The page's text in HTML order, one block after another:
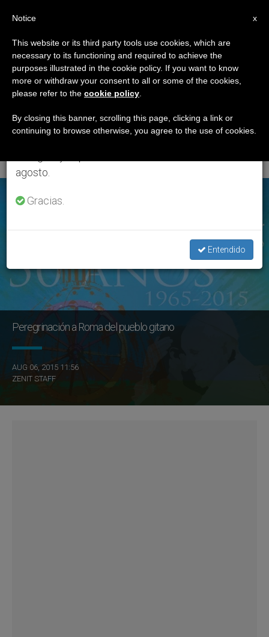
ETIQUETA
Posts Tagged
‘peregrinación A
ÚLTIMAS NOTICIAS
Peregrinación a Roma del pueblo gitano
AUG 06, 2015 11:56
ZENIT STAFF
×
Aviso importante
Del 27 de julio al 7 de agosto haremos la pausa
anual, aprovechando que en el periodo de verano
se generan menos informaciones y también el
agosto.
Gracias.
Entendido
x
Notice
This website or its third party tools use cookies, which are
necessary to its functioning and required to achieve the
purposes illustrated in the cookie policy. If you want to know
more or withdraw your consent to all or some of the cookies,
please refer to the cookie policy
By closing this banner, scrolling this page, clicking a link or
continuing to browse otherwise, you agree to the use of cookies.